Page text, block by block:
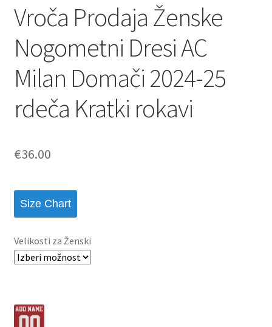
Vroča Prodaja Ženske
Nogometni Dresi AC
Milan Domači 2024-25
rdeča Kratki rokavi
€36.00
Size Chart
Velikosti za Ženski